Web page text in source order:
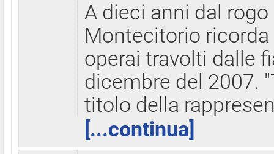
A dieci anni dal
Montecitorio
operai travolti dalle
dicembre del 2007.
titolo della
[...continua]